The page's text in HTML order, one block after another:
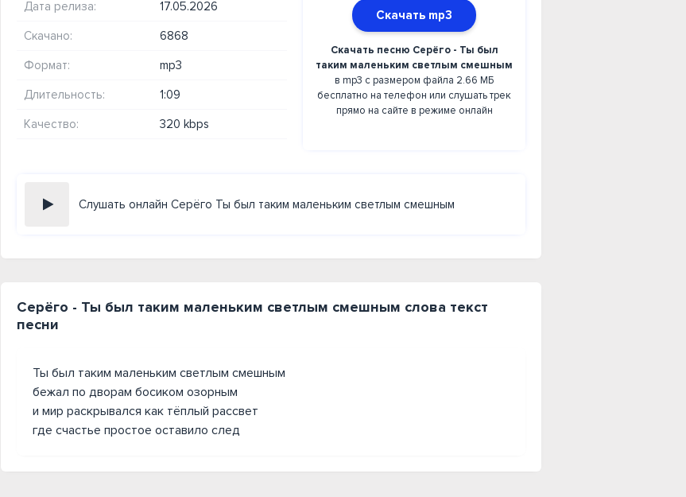
Дата релиза: 17.05.2026
Скачано: 6868
Формат: mp3
Длительность: 1:09
Качество: 320 kbps
Скачать mp3
Скачать песню Серёго - Ты был
таким маленьким светлым смешным
в mp3 с размером файла 2.66 МБ
бесплатно на телефон или слушать трек
прямо на сайте в режиме онлайн
Слушать онлайн Серёго Ты был таким маленьким светлым смешным
Серёго - Ты был таким маленьким светлым смешным слова текст
песни
Ты был таким маленьким светлым смешным
бежал по дворам босиком озорным
и мир раскрывался как тёплый рассвет
где счастье простое оставило след